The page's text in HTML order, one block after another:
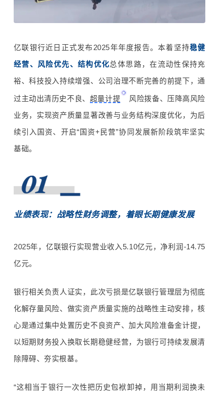
亿联银行近日正式发布 2025年年度报告。本着坚持稳健
经营、风险优先、结构优化总体思路，在流动性保持充
裕、科技投入持续增强、公司治理不断完善的前提下，通
过主动出清历史不良、 超量计提
风险拨备、压降高风险
业务，实现资产质量显著改善与业务结构深度优化，为后
续引入国资、开启“国资+ 民营”协同发展新阶段筑牢坚实
基础。
业绩表现：战略性财务调整，着眼长期健康发展
2025年，亿联银行实现营业收入5.10亿元，净利润-14.75
亿元。
银行相关负责人证实，此次亏损是亿联银行管理层为彻底
化解存量风险、做实资产质量实施的战略性主动安排，核
心是通过集中处置历史不良资产、加大风险准备金计提，
以短期财务投入换取长期稳健经营，为银行可持续发展清
除障碍、夯实根基。
“这相当于银行一次性把历史包袱卸掉，用当期利润换未